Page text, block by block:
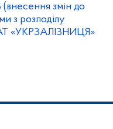
змін до
з розподілу
АТ «УКРЗАЛІЗНИЦЯ»